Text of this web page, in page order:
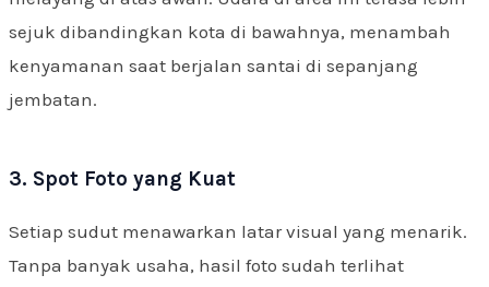
sejuk dibandingkan kota di bawahnya, menambah
kenyamanan saat berjalan santai di sepanjang
jembatan.
3. Spot Foto yang Kuat
Setiap sudut menawarkan latar visual yang menarik.
Tanpa banyak usaha, hasil foto sudah terlihat